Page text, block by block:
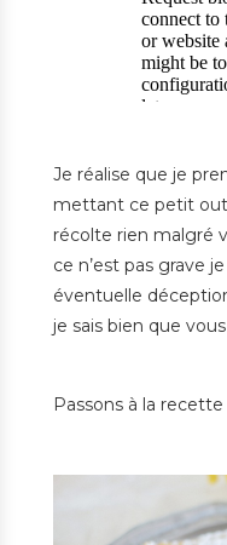
Je réalise que je
mettant ce petit
récolte rien malgré
ce n’est pas grave
éventuelle
je sais bien que
Passons à la recette